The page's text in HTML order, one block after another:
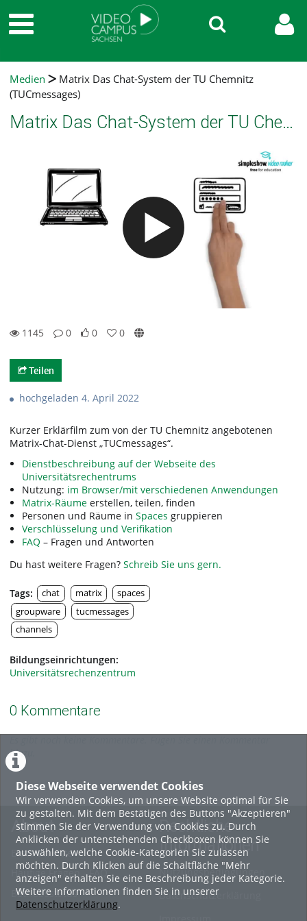
Diese Webseite verwendet Cookies
Wir verwenden Cookies, um unsere Website optimal für Sie
zu gestalten. Mit dem Bestätigen des Buttons "Akzeptieren"
stimmen Sie der Verwendung von Cookies zu. Durch
Anklicken der untenstehenden Checkboxen können Sie
auswählen, welche Cookie-Kategorien Sie zulassen
möchten. Durch Klicken auf die Schaltfläche "Mehr
anzeigen" erhalten Sie eine Beschreibung jeder Kategorie.
Weitere Informationen finden Sie in unserer
Datenschutzerklärung.
Medien
Matrix Das Chat-System der TU Chemnitz
(TUCmessages)
Matrix Das Chat-System der TU Chemnitz (TUCmessages)
1145
0
0
0
Teilen
hochgeladen 4. April 2022
Kurzer Erklärfilm zum von der TU Chemnitz angebotenen
Matrix-Chat-Dienst „TUCmessages“.
Dienstbeschreibung auf der Webseite des
Universitätsrechentrums
Nutzung: im Browser/mit verschiedenen Anwendungen
Matrix-Räumeerstellen, teilen, finden
Personen und Räume in Spaces gruppieren
Verschlüsselung und Verifikation
FAQ – Fragen und Antworten
Du hast weitere Fragen? Schreib Sie uns gern.
Tags: chat matrix
spaces
groupware
tucmessages
channels
Bildungseinrichtungen:
Universitätsrechenzentrum
0 Kommentare
hinzu.
About
Erste Schritte
Häufige Fragen - FAQ
Betriebsstatus
Rechtliche
Informationen
Nutzungsbedingungen
Datenschutzerklärung